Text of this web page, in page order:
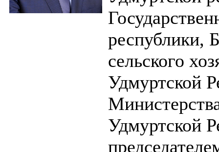
республики,
сельского
Удмуртской
Удмуртской
п